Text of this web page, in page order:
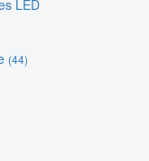
LED
(44)